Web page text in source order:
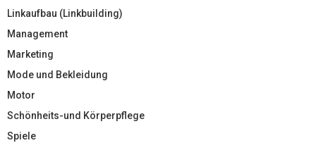
Linkaufbau (Linkbuilding)
Management
Marketing
Mode und Bekleidung
Motor
Schönheits-und Körperpflege
Spiele